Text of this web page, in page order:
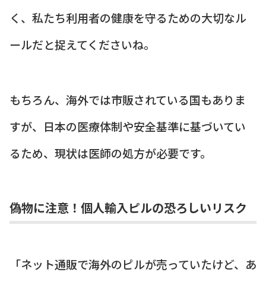
く、私たち利用者の健康を守るための大切なル
ールだと捉えてくださいね。
もちろん、海外では市販されている国もありま
すが、日本の医療体制や安全基準に基づいてい
るため、現状は医師の処方が必要です。
偽物に注意！個人輸入ピルの恐ろしいリスク
「ネット通販で海外のピルが売っていたけど、あ